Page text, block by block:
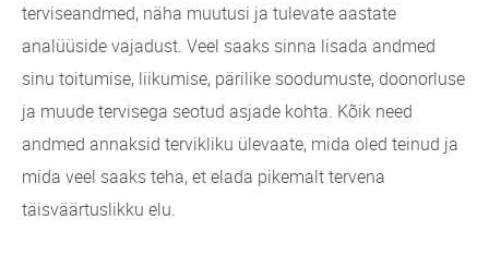
terviseandmed, näha muutusi ja tulevate aastate
analüüside vajadust. Veel saaks sinna lisada andmed
sinu toitumise, liikumise, pärilike soodumuste, doonorluse
ja muude tervisega seotud asjade kohta. Kõik need
andmed annaksid tervikliku ülevaate, mida oled teinud ja
mida veel saaks teha, et elada pikemalt tervena
täisväärtuslikku elu.